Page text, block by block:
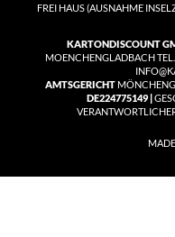
FREI HAUS(AUSNAHME
KARTONDISCOUNT
MOENCHENGLADBACH
AMTSGERICHT
DE224775149 |